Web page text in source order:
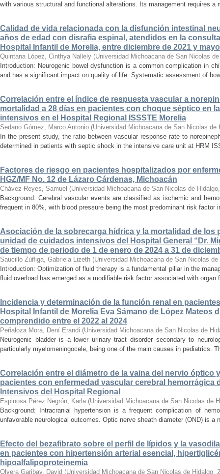
with various structural and functional alterations. Its management requires a
Calidad de vida relacionada con la disfunción intestinal
años de edad con disrafia espinal, atendidos en la
Hospital Infantil de Morelia, entre diciembre de 2021 y
Quintana López, Cinthya Nallely (Universidad Michoacana de San Nicolas
Introduction: Neurogenic bowel dysfunction is a common complication in
and has a significant impact on quality of life. Systematic assessment of
Correlación entre el índice de respuesta vascular a
mortalidad a 28 días en pacientes con choque séptico en
intensivos en el Hospital Regional ISSSTE Morelia
Sedano Gómez, Marco Antonio (Universidad Michoacana de San Nicolas de
In the present study, the ratio between vascular response rate to
determined in patients with septic shock in the intensive care unit at HRM
Factores de riesgo en pacientes hospitalizados por
HGZ/MF No. 12 de Lázaro Cárdenas, Michoacán
Chávez Reyes, Samuel (Universidad Michoacana de San Nicolas de Hidalgo
Background: Cerebral vascular events are classified as ischemic and
frequent in 80%, with blood pressure being the most predominant risk factor
Asociación de la sobrecarga hídrica y la mortalidad de los
unidad de cuidados intensivos del Hospital General “Dr.
de tiempo de periodo de 1 de enero de 2024 a 31 de
Saucillo Zúñiga, Gabriela Lizeth (Universidad Michoacana de San Nicolas de
Introduction: Optimization of fluid therapy is a fundamental pillar in the
fluid overload has emerged as a modifiable risk factor associated with organ
Incidencia y determinación de la función renal en
Hospital Infantil de Morelia Eva Sámano de López Mateos
comprendido entre el 2022 al 2024
Peñaloza Mora, Dení Erandi (Universidad Michoacana de San Nicolas de
Neurogenic bladder is a lower urinary tract disorder secondary to
particularly myelomeningocele, being one of the main causes in pediatrics.
Correlación entre el diámetro de la vaina del nervio óptico
pacientes con enfermedad vascular cerebral hemorrágica
Intensivos del Hospital Regional
Espinosa Pérez Negrón, Karla (Universidad Michoacana de San Nicolas de
Background: Intracranial hypertension is a frequent complication of
unfavorable neurological outcomes. Optic nerve sheath diameter (OND) is a
Efecto del bezafibrato sobre el perfil de lípidos y la
en pacientes con hipertensión arterial esencial,
hipoalfalipoproteinemia
Olvera Garibay, David (Universidad Michoacana de San Nicolas de Hidalgo,